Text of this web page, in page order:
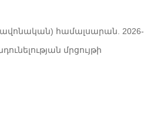
համալսարան. 2026-
մրցույթի